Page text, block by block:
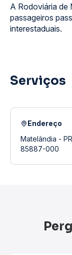
A Rodoviária de
passageiros
interestaduais.
Serviços
Endereço
Matelândia - PR
85887-000